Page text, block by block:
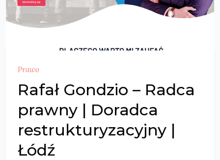
Prawo
Rafał Gondzio – Radca
prawny | Doradca
restrukturyzacyjny |
Łódź